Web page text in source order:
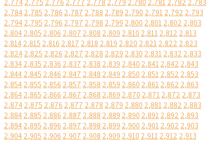
2,7742,775 2,776 2,777 2,778 2,779 2,780 2,7812,782 2,783
2,7842,785 2,786 2,787 2,788 2,789 2,790 2,7912,792 2,793
2,7942,795 2,796 2,797 2,798 2,799 2,800 2,8012,802 2,803
2,8042,805 2,806 2,807 2,808 2,809 2,810 2,8112,812 2,813
2,8142,815 2,816 2,817 2,818 2,819 2,820 2,8212,822 2,823
2,8242,825 2,826 2,827 2,828 2,829 2,830 2,8312,832 2,833
2,8342,835 2,836 2,837 2,838 2,839 2,840 2,8412,842 2,843
2,8442,845 2,846 2,847 2,848 2,849 2,850 2,8512,852 2,853
2,8542,855 2,856 2,857 2,858 2,859 2,860 2,8612,862 2,863
2,8642,865 2,866 2,867 2,868 2,869 2,870 2,8712,872 2,873
2,8742,875 2,876 2,877 2,878 2,879 2,880 2,8812,882 2,883
2,8842,885 2,886 2,887 2,888 2,889 2,890 2,8912,892 2,893
2,8942,895 2,896 2,897 2,898 2,899 2,900 2,9012,902 2,903
2,9042,905 2,906 2,907 2,908 2,909 2,910 2,9112,912 2,913